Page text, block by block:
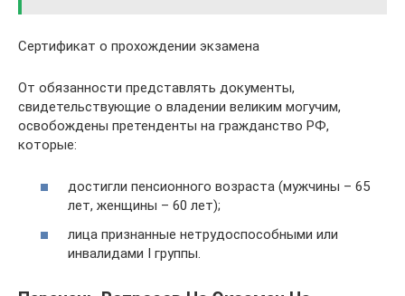
Сертификат о прохождении экзамена
От обязанности представлять документы,
свидетельствующие о владении великим могучим,
освобождены претенденты на гражданство РФ,
которые:
достигли пенсионного возраста (мужчины – 65
лет, женщины – 60 лет);
лица признанные нетрудоспособными или
инвалидами I группы.